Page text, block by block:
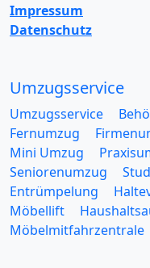
Impressum
Datenschutz
Umzugsservice
Umzugsservice
Fernumzug
Mini Umzug
Seniorenumzug
Entrümpelung
Möbellift
Möbelmitfahrzentrale